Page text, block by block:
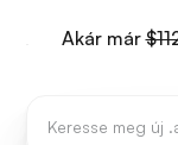
Akár már